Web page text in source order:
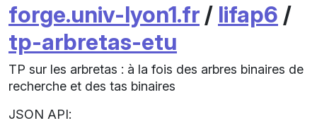
forge.univ-lyon1.fr / lifap6 /
tp-arbretas-etu
TP sur les arbretas : à la fois des arbres binaires de
recherche et des tas binaires
JSON API: